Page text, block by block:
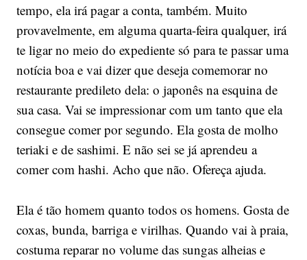
tempo, ela irá pagar a conta, também. Muito
provavelmente, em alguma quarta-feira qualquer, irá
te ligar no meio do expediente só para te passar uma
notícia boa e vai dizer que deseja comemorar no
restaurante predileto dela: o japonês na esquina de
sua casa. Vai se impressionar com um tanto que ela
consegue comer por segundo. Ela gosta de molho
teriaki e de sashimi. E não sei se já aprendeu a
comer com hashi. Acho que não. Ofereça ajuda.
Ela é tão homem quanto todos os homens. Gosta de
coxas, bunda, barriga e virilhas. Quando vai à praia,
costuma reparar no volume das sungas alheias e